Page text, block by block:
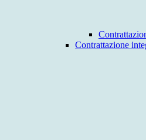
Contrattazione